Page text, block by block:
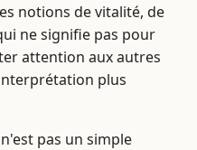
notions de vitalité, de
ne signifie pas pour
attention aux autres
plus
pas un simple